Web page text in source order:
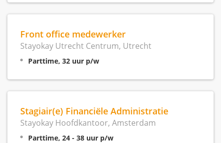
Front office medewerker
Stayokay Utrecht Centrum, Utrecht
Parttime, 32 uur p/w
Stagiair(e) Financiële Administratie
Stayokay Hoofdkantoor, Amsterdam
Parttime, 24 - 38 uur p/w